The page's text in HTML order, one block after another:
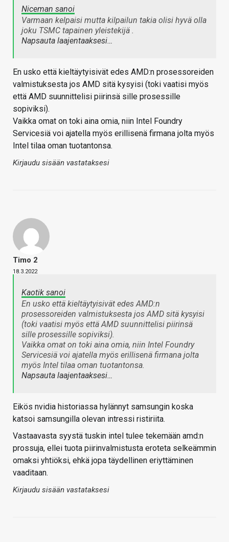
Niceman sanoi
Varmaan kelpaisi mutta kilpailun takia olisi hyvä olla
joku TSMC tapainen yleistekijä .
Napsauta laajentaaksesi…
En usko että kieltäytyisivät edes AMD:n prosessoreiden
valmistuksesta jos AMD sitä kysyisi (toki vaatisi myös
että AMD suunnittelisi piirinsä sille prosessille
sopiviksi).
Vaikka omat on toki aina omia, niin Intel Foundry
Servicesiä voi ajatella myös erillisenä firmana jolta myös
Intel tilaa oman tuotantonsa.
Kirjaudu sisään vastataksesi
Timo 2
18.3.2022
Kaotik sanoi
En usko että kieltäytyisivät edes AMD:n
prosessoreiden valmistuksesta jos AMD sitä kysyisi
(toki vaatisi myös että AMD suunnittelisi piirinsä
sille prosessille sopiviksi).
Vaikka omat on toki aina omia, niin Intel Foundry
Servicesiä voi ajatella myös erillisenä firmana jolta
myös Intel tilaa oman tuotantonsa.
Napsauta laajentaaksesi…
Eikös nvidia historiassa hylännyt samsungin koska
katsoi samsungilla olevan intressi ristiriita.
Vastaavasta syystä tuskin intel tulee tekemään amd:n
prossuja, ellei tuota piirinvalmistusta eroteta selkeämmin
omaksi yhtiöksi, ehkä jopa täydellinen eriyttäminen
vaaditaan.
Kirjaudu sisään vastataksesi